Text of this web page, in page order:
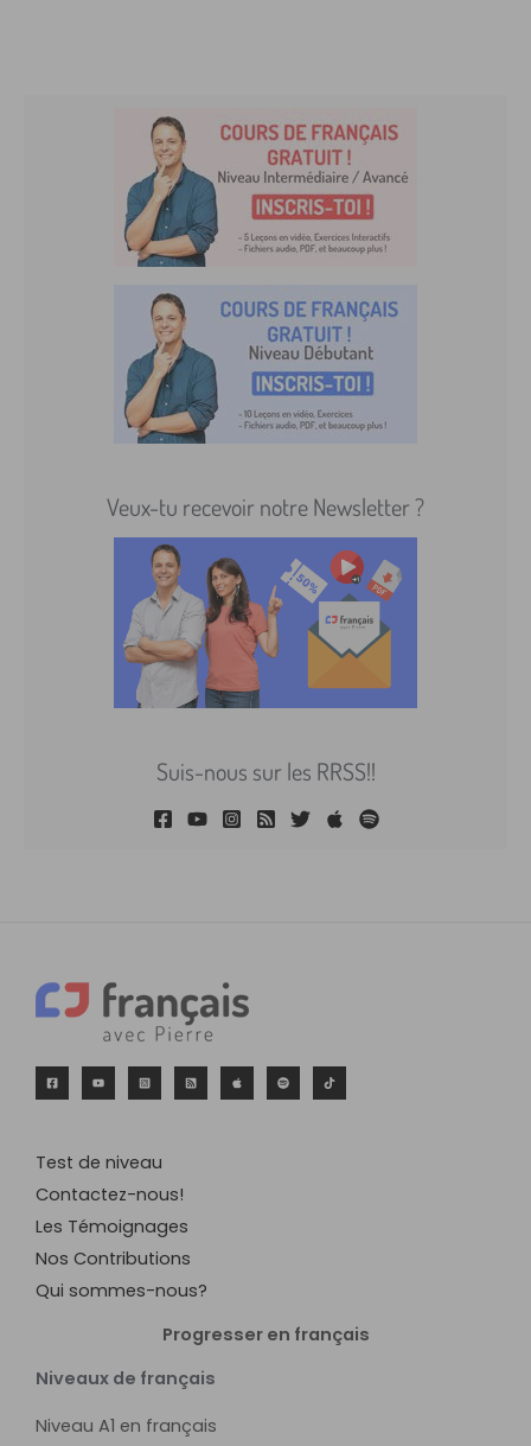
Veux-tu recevoir notre Newsletter ?
Suis-nous sur les RRSS!!
Test de niveau
Contactez-nous!
Les Témoignages
Nos Contributions
Qui sommes-nous?
Progresser en français
Niveaux de français
Niveau A1 en français